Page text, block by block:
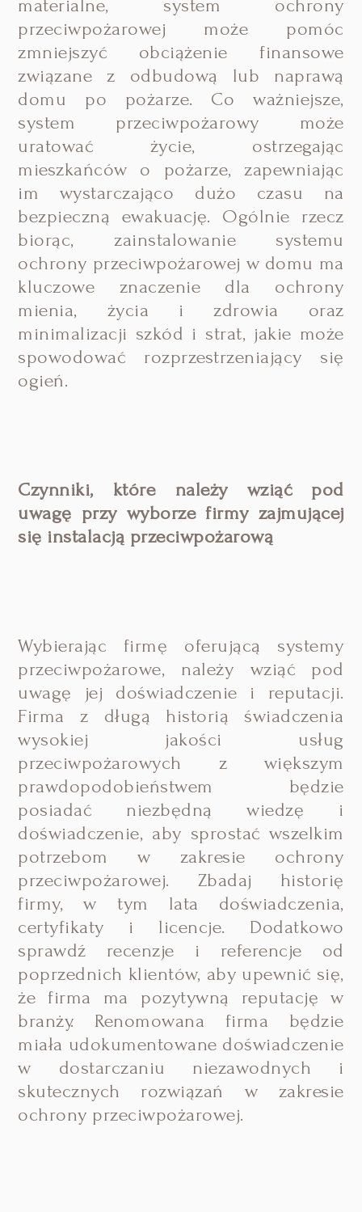
materialne, system ochrony
przeciwpożarowej może pomóc
zmniejszyć obciążenie finansowe
związane z odbudową lub naprawą
domu po pożarze. Co ważniejsze,
system przeciwpożarowy może
uratować życie, ostrzegając
mieszkańców o pożarze, zapewniając
im wystarczająco dużo czasu na
bezpieczną ewakuację. Ogólnie rzecz
biorąc, zainstalowanie systemu
ochrony przeciwpożarowej w domu ma
kluczowe znaczenie dla ochrony
mienia, życia i zdrowia oraz
minimalizacji szkód i strat, jakie może
spowodować rozprzestrzeniający się
ogień.
Czynniki, które należy wziąć pod
uwagę przy wyborze firmy zajmującej
się instalacją przeciwpożarową
Wybierając firmę oferującą systemy
przeciwpożarowe, należy wziąć pod
uwagę jej doświadczenie i reputacji.
Firma z długą historią świadczenia
wysokiej jakości usług
przeciwpożarowych z większym
prawdopodobieństwem będzie
posiadać niezbędną wiedzę i
doświadczenie, aby sprostać wszelkim
potrzebom w zakresie ochrony
przeciwpożarowej. Zbadaj historię
firmy, w tym lata doświadczenia,
certyfikaty i licencje. Dodatkowo
sprawdź recenzje i referencje od
poprzednich klientów, aby upewnić się,
że firma ma pozytywną reputację w
branży. Renomowana firma będzie
miała udokumentowane doświadczenie
w dostarczaniu niezawodnych i
skutecznych rozwiązań w zakresie
ochrony przeciwpożarowej.